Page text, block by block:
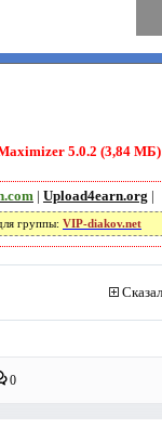
5.0.2 (3,84
| Upload4earn.org |
группы: VIP-diakov.net
0